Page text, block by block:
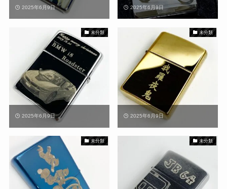
2025年6月9日 2025年6月9日
未分類
2025年6月9日
未分類
2025年6月9日
未分類 未分類